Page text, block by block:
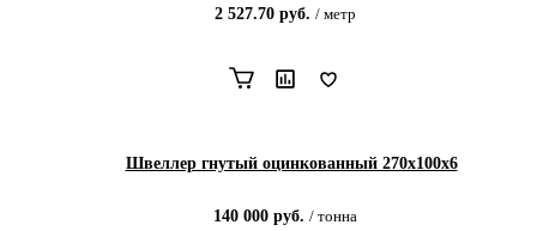
2 527.70 руб. / метр
Швеллер гнутый оцинкованный 270х100х6
140 000 руб. / тонна